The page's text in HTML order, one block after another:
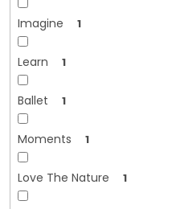
Imagine 1
Learn 1
Ballet 1
Moments 1
Love The Nature 1